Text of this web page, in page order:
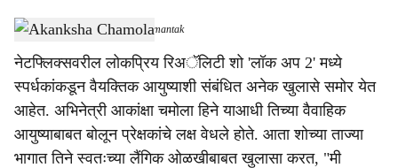
a
r
e
Akanksha Chamola - Dainik Gomantak
नेटफ्लिक्सवरील लोकप्रिय रिअॅलिटी शो 'लॉक अप 2' मध्ये
स्पर्धकांकडून वैयक्तिक आयुष्याशी संबंधित अनेक खुलासे समोर येत
आहेत. अभिनेत्री आकांक्षा चमोला हिने याआधी तिच्या वैवाहिक
आयुष्याबाबत बोलून प्रेक्षकांचे लक्ष वेधले होते. आता शोच्या ताज्या
भागात तिने स्वतःच्या लैंगिक ओळखीबाबत खुलासा करत, "मी